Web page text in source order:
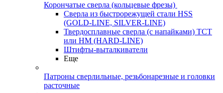
Корончатые сверла (кольцевые фрезы)
Сверла из быстрорежущей стали HSS
(GOLD-LINE, SILVER-LINE)
Твердосплавные сверла (с напайками) ТСТ
или HM (HARD-LINE)
Штифты-выталкиватели
Еще
Патроны сверлильные, резьбонарезные и головки
расточные